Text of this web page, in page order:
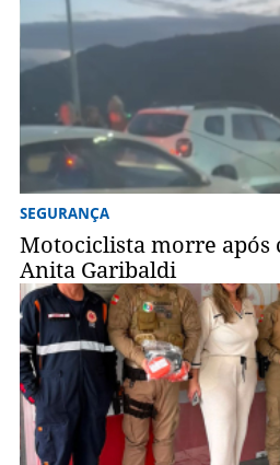
SEGURANÇA
Motociclista morre após
Anita Garibaldi